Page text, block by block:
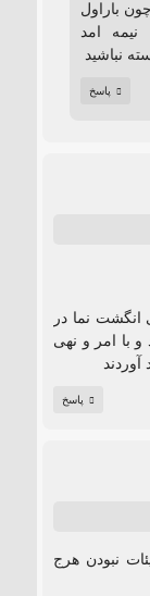
باراول
امد
نباشید
پاسخ
نما در
با امر و نهی
آوردند
پاسخ
نبودن هرج